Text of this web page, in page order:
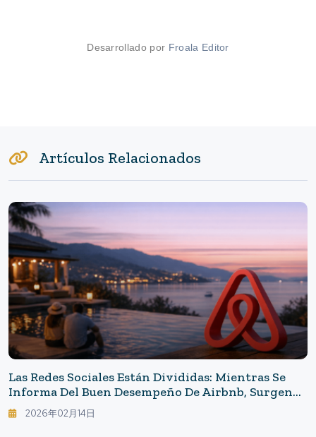
Desarrollado por Froala Editor
Artículos Relacionados
Las Redes Sociales Están Divididas: Mientras Se
Informa Del Buen Desempeño De Airbnb, Surgen
Las Opiniones Sinceras De Los Anfitriones Y Las
Ciudades.
2026年02月14日